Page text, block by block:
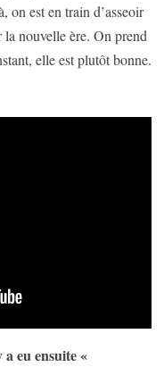
on est en train d’asseoir
la nouvelle ère. On prend
elle est plutôt bonne.
eu ensuite «